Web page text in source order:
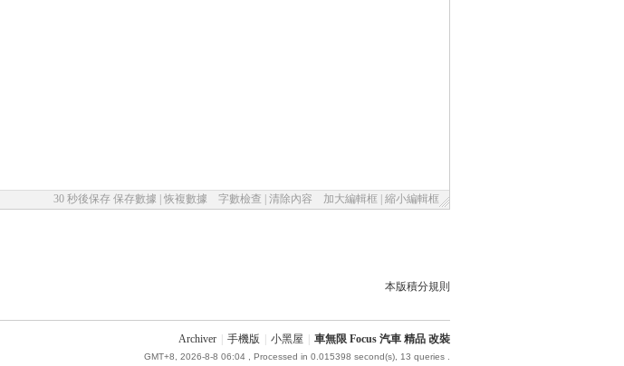
30 秒後保存 保存數據 恢複數據 字數檢查 清除內容 加大編輯框 縮小編輯框
本版積分規則
Archiver 手機版 小黑屋 車無限 Focus 汽車 精品 改裝
GMT+8, 2026-8-8 06:04 , Processed in 0.015398 second(s), 13 queries .